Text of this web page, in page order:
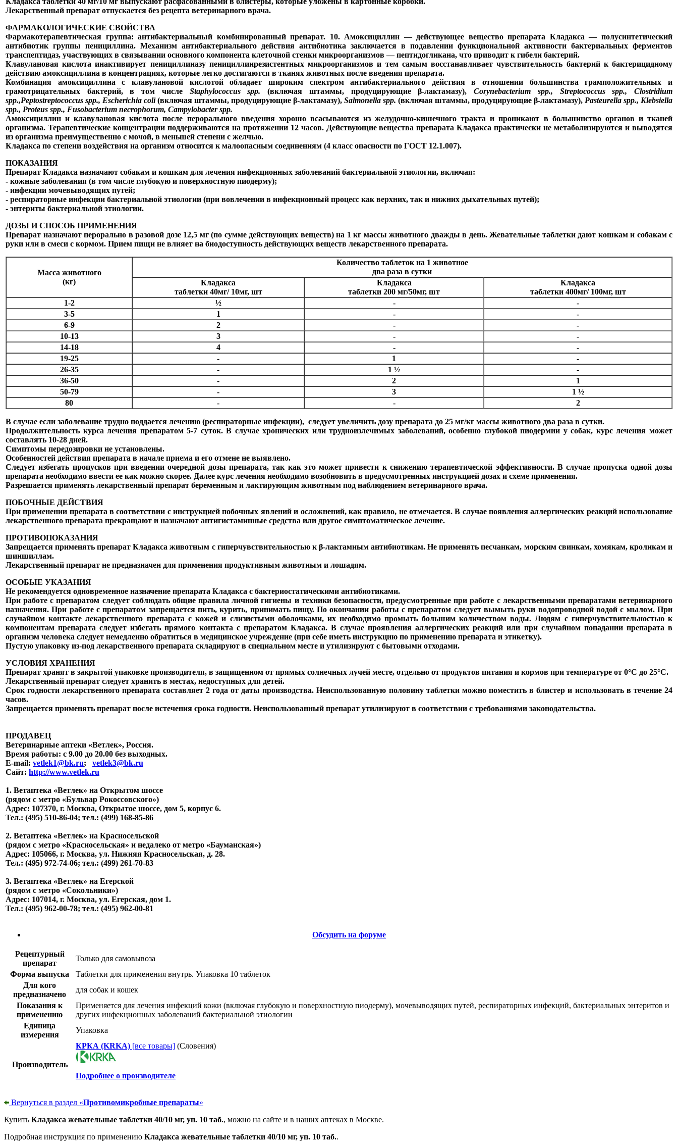
Лекарственный препарат отпускается без рецепта ветеринарного врача.
ФАРМАКОЛОГИЧЕСКИЕ СВОЙСТВА
Фармакотерапевтическая группа: антибактериальный комбинированный препарат. 10. Амоксициллин — действующее вещество препарата Кладакса — полусинтетический
антибиотик группы пенициллина. Механизм антибактериального действия антибиотика заключается в подавлении функциональной активности бактериальных ферментов
транспептидаз, участвующих в связывании основного компонента клеточной стенки микроорганизмов — пептидогликана, что приводит к гибели бактерий.
Клавулановая кислота инактивирует пенициллиназу пенициллинрезистентных микроорганизмов и тем самым восстанавливает чувствительность бактерий к бактерицидному
действию амоксициллина в концентрациях, которые легко достигаются в тканях животных после введения препарата.
Комбинация амоксициллина с клавулановой кислотой обладает широким спектром антибактериального действия в отношении большинства грамположительных и
грамотрицательных бактерий, в том числе Staphylococcus spp.(включая штаммы, продуцирующие β-лактамазу),Corynebacterium spp., Streptococcus spp., Clostridium
spp.,Peptostreptococcus spp., Escherichia coli(включая штаммы, продуцирующие β-лактамазу), Salmonella spp. (включая штаммы, продуцирующие β-лактамазу), Pasteurella spp., Klebsiella
spp., Proteus spp., Fusobacterium necrophorum, Campylobacter spp.
Амоксициллин и клавулановая кислота после перорального введения хорошо всасываются из желудочно-кишечного тракта и проникают в большинство органов и тканей
организма. Терапевтические концентрации поддерживаются на протяжении 12 часов. Действующие вещества препарата Кладакса практически не метаболизируются и выводятся
из организма преимущественно с мочой, в меньшей степени с желчью.
Кладакса по степени воздействия на организм относится к малоопасным соединениям (4 класс опасности по ГОСТ 12.1.007).
ПОКАЗАНИЯ
Препарат Кладакса назначают собакам и кошкам для лечения инфекционных заболеваний бактериальной этиологии, включая:
- кожные заболевания (в том числе глубокую и поверхностную пиодерму);
- инфекции мочевыводящих путей;
- респираторные инфекции бактериальной этиологии (при вовлечении в инфекционный процесс как верхних, так и нижних дыхательных путей);
- энтериты бактериальной этиологии.
ДОЗЫ И СПОСОБ ПРИМЕНЕНИЯ
Препарат назначают перорально в разовой дозе 12,5 мг (по сумме действующих веществ) на 1 кг массы животного дважды в день. Жевательные таблетки дают кошкам и собакам с
руки или в смеси с кормом. Прием пищи не влияет на биодоступность действующих веществ лекарственного препарата.
Масса животного
(кг)
Количество таблеток на 1 животное
два раза в сутки
Кладакса
таблетки 40мг/ 10мг, шт
Кладакса
таблетки 200 мг/50мг, шт
Кладакса
таблетки 400мг/ 100мг, шт
1-2
½ -
-
3-5
1 -
-
6-9
2 -
-
10-13
3 -
-
14-18
4 -
-
19-25
- 1
-
26-35
- 1 ½
-
36-50
- 2
1
50-79
- 3
1 ½
80
- - 2
В случае если заболевание трудно поддается лечению (респираторные инфекции), следует увеличить дозу препарата до 25 мг/кг массы животного два раза в сутки.
Продолжительность курса лечения препаратом 5-7 суток. В случае хронических или трудноизлечимых заболеваний, особенно глубокой пиодермии у собак, курс лечения может
составлять 10-28 дней.
Симптомы передозировки не установлены.
Особенностей действия препарата в начале приема и его отмене не выявлено.
Следует избегать пропусков при введении очередной дозы препарата, так как это может привести к снижению терапевтической эффективности. В случае пропуска одной дозы
препарата необходимо ввести ее как можно скорее. Далее курс лечения необходимо возобновить в предусмотренных инструкцией дозах и схеме применения.
Разрешается применять лекарственный препарат беременным и лактирующим животным под наблюдением ветеринарного врача.
ПОБОЧНЫЕ ДЕЙСТВИЯ
При применении препарата в соответствии с инструкцией побочных явлений и осложнений, как правило, не отмечается. В случае появления аллергических реакций использование
лекарственного препарата прекращают и назначают антигистаминные средства или другое симптоматическое лечение.
ПРОТИВОПОКАЗАНИЯ
Запрещается применять препарат Кладакса животным с гиперчувствительностью к β-лактамным антибиотикам. Не применять песчанкам, морским свинкам, хомякам, кроликам и
шиншиллам.
Лекарственный препарат не предназначен для применения продуктивным животным и лошадям.
ОСОБЫЕ УКАЗАНИЯ
Не рекомендуется одновременное назначение препарата Кладакса с бактериостатическими антибиотиками.
При работе с препаратом следует соблюдать общие правила личной гигиены и техники безопасности, предусмотренные при работе с лекарственными препаратами ветеринарного
назначения. При работе с препаратом запрещается пить, курить, принимать пищу. По окончании работы с препаратом следует вымыть руки водопроводной водой с мылом. При
случайном контакте лекарственного препарата с кожей и слизистыми оболочками, их необходимо промыть большим количеством воды. Людям с гиперчувствительностью к
компонентам препарата следует избегать прямого контакта с препаратом Кладакса. В случае проявления аллергических реакций или при случайном попадании препарата в
организм человека следует немедленно обратиться в медицинское учреждение (при себе иметь инструкцию по применению препарата и этикетку).
Пустую упаковку из-под лекарственного препарата складируют в специальном месте и утилизируют с бытовыми отходами.
УСЛОВИЯ ХРАНЕНИЯ
Препарат хранят в закрытой упаковке производителя, в защищенном от прямых солнечных лучей месте, отдельно от продуктов питания и кормов при температуре от 0°С до 25°С.
Лекарственный препарат следует хранить в местах, недоступных для детей.
Срок годности лекарственного препарата составляет 2 года от даты производства. Неиспользованную половину таблетки можно поместить в блистер и использовать в течение 24
часов.
Запрещается применять препарат после истечения срока годности. Неиспользованный препарат утилизируют в соответствии с требованиями законодательства.
ПРОДАВЕЦ
Ветеринарные аптеки «Ветлек», Россия.
Время работы: с 9.00 до 20.00 без выходных.
E-mail: vetlek1@bk.ru; vetlek3@bk.ru
Сайт: http://www.vetlek.ru
1. Ветаптека «Ветлек» на Открытом шоссе
(рядом с метро «Бульвар Рокоссовского»)
Адрес: 107370, г. Москва, Открытое шоссе, дом 5, корпус 6.
Тел.: (495) 510-86-04; тел.: (499) 168-85-86
2. Ветаптека «Ветлек» на Красносельской
(рядом с метро «Красносельская» и недалеко от метро «Бауманская»)
Адрес: 105066, г. Москва, ул. Нижняя Красносельская, д. 28.
Тел.: (495) 972-74-06; тел.: (499) 261-70-83
3. Ветаптека «Ветлек» на Егерской
(рядом с метро «Сокольники»)
Адрес: 107014, г. Москва, ул. Егерская, дом 1.
Тел.: (495) 962-00-78; тел.: (495) 962-00-81
Обсудить на форуме
Рецептурный
препарат
Только для самовывоза
Форма выпуска
Таблетки для применения внутрь. Упаковка 10 таблеток
Для кого
предназначено
для собак и кошек
Показания к
применению
Применяется для лечения инфекций кожи (включая глубокую и поверхностную пиодерму), мочевыводящих путей, респираторных инфекций, бактериальных энтеритов и
других инфекционных заболеваний бактериальной этиологии
Единица
измерения
Упаковка
Производитель
КРКА (KRKA) [все товары] (Словения)
Подробнее о производителе
Вернуться в раздел «Противомикробные препараты»
Купить Кладакса жевательные таблетки 40/10 мг, уп. 10 таб., можно на сайте и в наших аптеках в Москве.
Подробная инструкция по применению Кладакса жевательные таблетки 40/10 мг, уп. 10 таб..